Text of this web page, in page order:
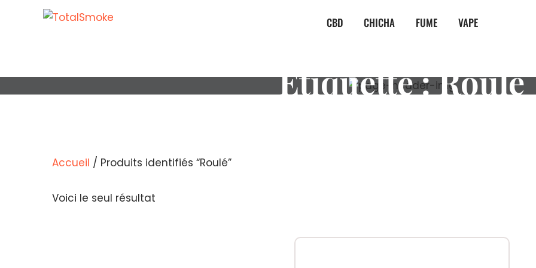
CBD CHICHA FUME VAPE
Étiquette :Roulé
Accueil / Produits identifiés “Roulé”
Voici le seul résultat